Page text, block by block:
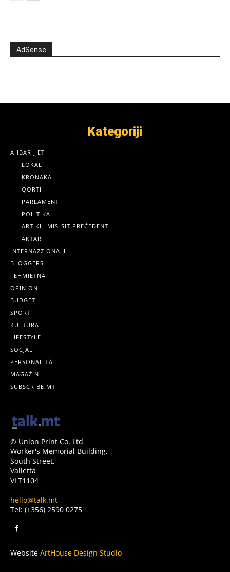
AdSense
Kategoriji
AĦBARIJIET
LOKALI
KRONAKA
QORTI
PARLAMENT
POLITIKA
ARTIKLI MIS-SIT PREĊEDENTI
AKTAR
INTERNAZZJONALI
BLOGGERS
FEHMIETNA
OPINJONI
BUDGET
SPORT
KULTURA
LIFESTYLE
SOĊJAL
PERSONALITÀ
MAGAŻIN
SUBSCRIBE.MT
© Union Print Co. Ltd
Worker's Memorial Building,
South Street,
Valletta
VLT1104
hello@talk.mt
Tel: (+356) 2590 0275
Website ArtHouse Design Studio